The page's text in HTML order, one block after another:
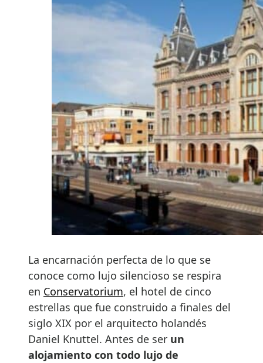
La encarnación perfecta de lo que se
conoce como lujo silencioso se respira
en Conservatorium, el hotel de cinco
estrellas que fue construido a finales del
siglo XIX por el arquitecto holandés
Daniel Knuttel. Antes de ser un
alojamiento con todo lujo de